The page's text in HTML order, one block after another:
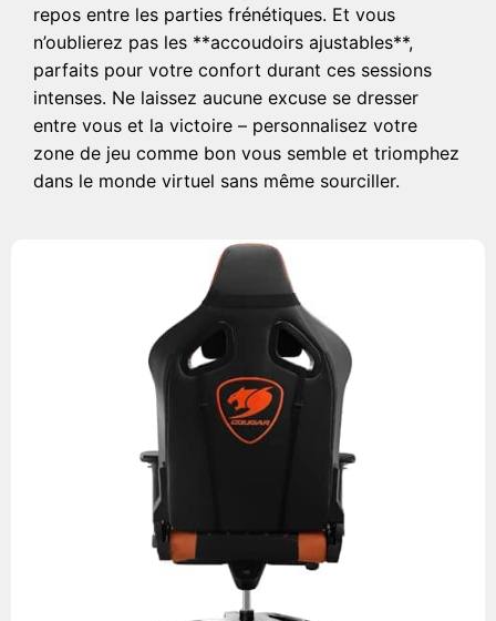
repos entre les parties frénétiques. Et vous
n’oublierez pas les **accoudoirs ajustables**,
parfaits pour votre confort durant ces sessions
intenses. Ne laissez aucune excuse se dresser
entre vous et la victoire – personnalisez votre
zone de jeu comme bon vous semble et triomphez
dans le monde virtuel sans même sourciller.